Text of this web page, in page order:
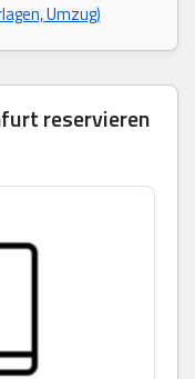
Umzug)
reservieren